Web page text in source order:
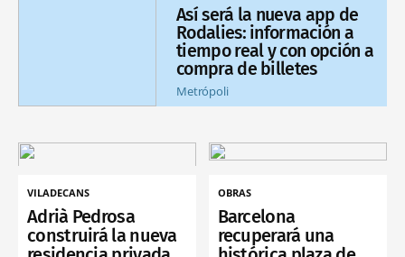
Así será la nueva app de
Rodalies: información a
tiempo real y con opción a
compra de billetes
Metrópoli
VILADECANS
Adrià Pedrosa
construirá la nueva
OBRAS
Barcelona
recuperará una